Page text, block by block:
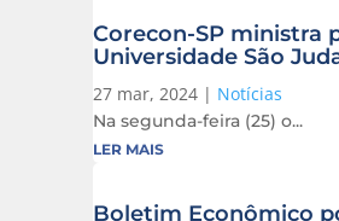
Corecon-SP ministra
Universidade São
27 mar, 2024| Notícias
Na segunda-feira (25) o...
LER MAIS
Boletim Econômico